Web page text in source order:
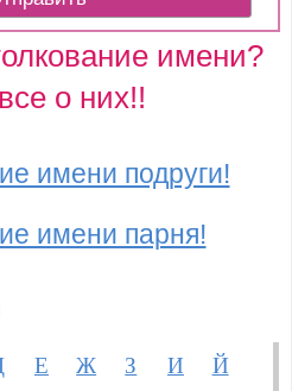
имени?
о них!!
имени подруги!
имени парня!
Е Ж З И
Й